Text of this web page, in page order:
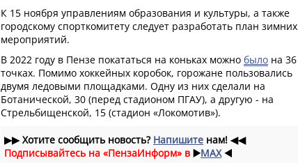
К 15 ноября управлениям образования и культуры, а также
городскому спорткомитету следует разработать план зимних
мероприятий.
В 2022 году в Пензе покататься на коньках можно было на 36
точках. Помимо хоккейных коробок, горожане пользовались
двумя ледовыми площадками. Одну из них сделали на
Ботанической, 30 (перед стадионом ПГАУ), а другую - на
Стрельбищенской, 15 (стадион «Локомотив»).
▶▶Хотите сообщить новость? Напишите нам! ◀◀
Подписывайтесь на «ПензаИнформ» в ▶️MAX ◀️